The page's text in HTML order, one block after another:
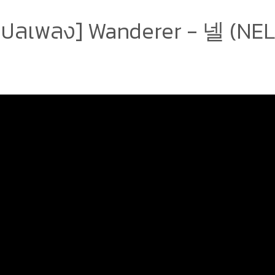
ลเพลง] Wanderer - 넬